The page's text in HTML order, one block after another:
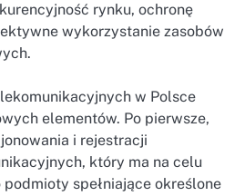
rynku, ochronę
wykorzystanie zasobów
w Polsce
elementów. Po pierwsze,
i rejestracji
który ma na celu
spełniające określone